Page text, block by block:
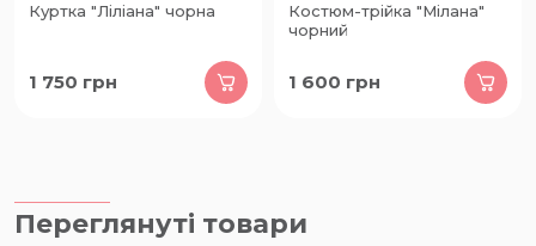
Куртка "Ліліана" чорна
1 750 грн
Костюм-трійка "Мілана"
чорний
1 600 грн
Переглянуті товари